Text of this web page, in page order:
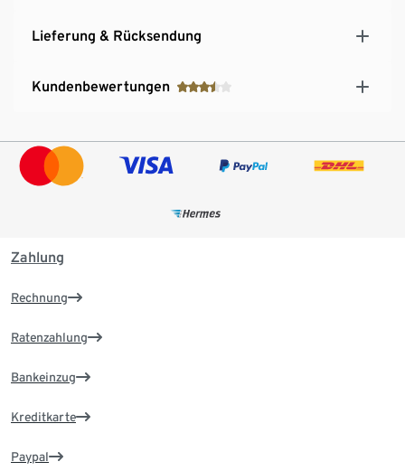
Lieferung & Rücksendung
Kundenbewertungen
Zahlung
Rechnung
Ratenzahlung
Bankeinzug
Kreditkarte
Paypal